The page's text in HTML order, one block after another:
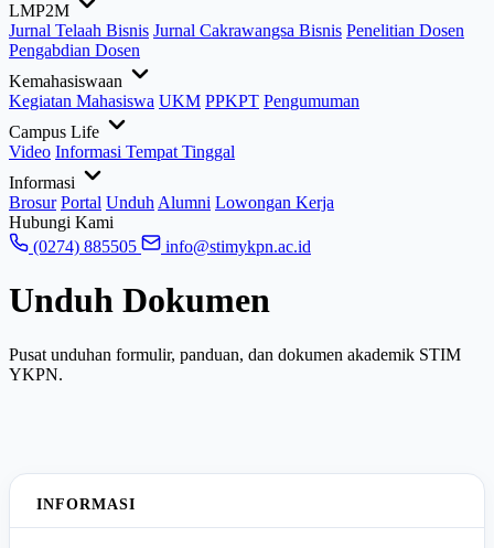
LMP2M
Jurnal Telaah Bisnis Jurnal Cakrawangsa Bisnis Penelitian Dosen
Pengabdian Dosen
Kemahasiswaan
Kegiatan Mahasiswa UKM PPKPT Pengumuman
Campus Life
Video Informasi Tempat Tinggal
Informasi
Brosur Portal Unduh Alumni Lowongan Kerja
Hubungi Kami
(0274) 885505
info@stimykpn.ac.id
Unduh Dokumen
Pusat unduhan formulir, panduan, dan dokumen akademik STIM
YKPN.
INFORMASI